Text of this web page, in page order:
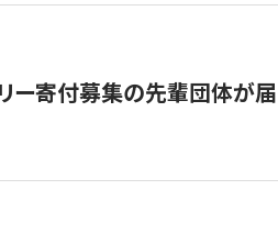
ー寄付募集の先輩団体が